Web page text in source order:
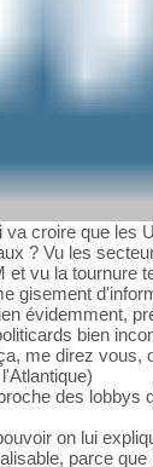
croire que les
? Vu les
vu la tournure
gisement
évidemment,
bien
me direz vous,
des lobbys
on lui
parce que